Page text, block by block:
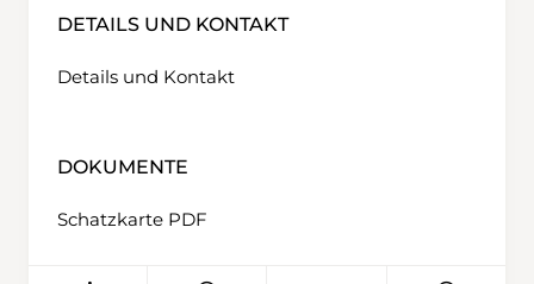
DETAILS UND KONTAKT
Details und Kontakt
DOKUMENTE
Schatzkarte PDF